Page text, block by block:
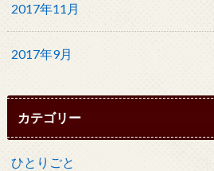
2017年11月
2017年9月
カテゴリー
ひとりごと